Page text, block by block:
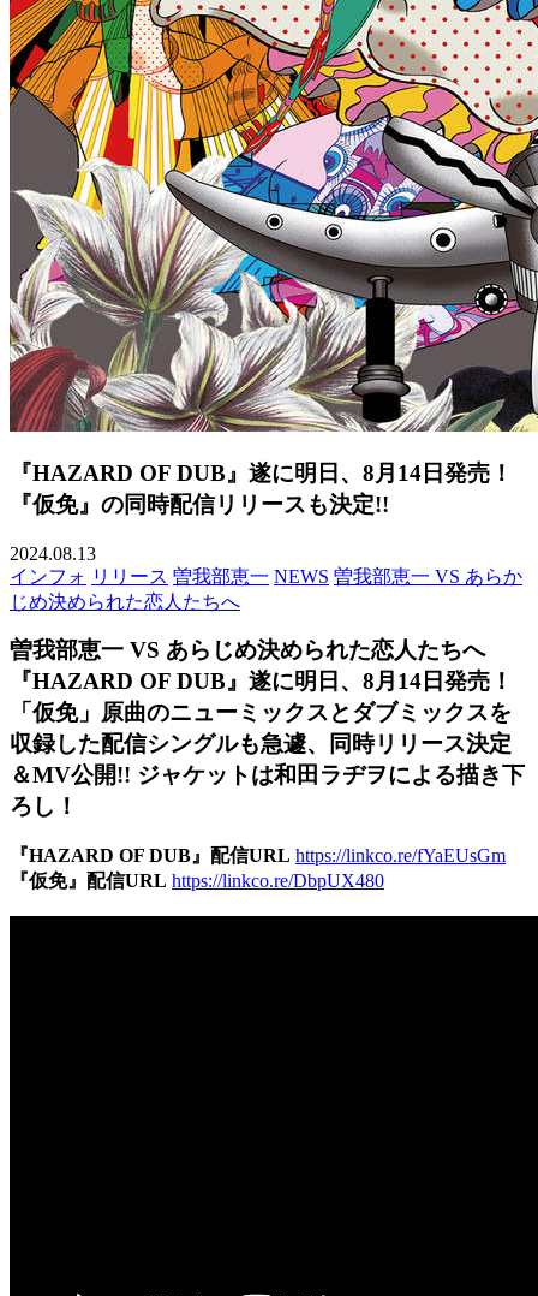
『HAZARD OF DUB』遂に明日、8月14日発売！
『仮免』の同時配信リリースも決定!!
2024.08.13
インフォ リリース 曽我部恵一 NEWS 曽我部恵一 VS あらか
じめ決められた恋人たちへ
曽我部恵一 VS あらじめ決められた恋人たちへ
『HAZARD OF DUB』遂に明日、8月14日発売！
「仮免」原曲のニューミックスとダブミックスを
収録した配信シングルも急遽、同時リリース決定
＆MV公開!! ジャケットは和田ラヂヲによる描き下
ろし！
『HAZARD OF DUB』配信URL https://linkco.re/fYaEUsGm
『仮免』配信URL https://linkco.re/DbpUX480